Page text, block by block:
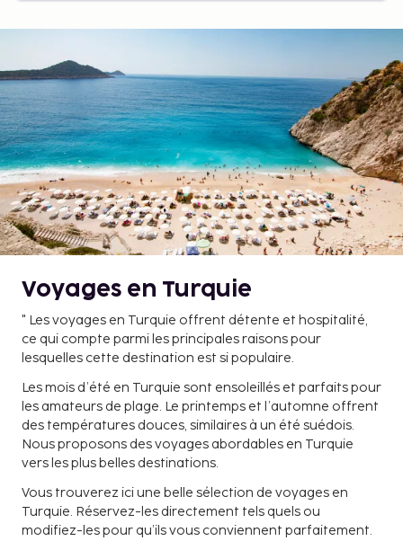
Voyages en Turquie
" Les voyages en Turquie offrent détente et hospitalité,
ce qui compte parmi les principales raisons pour
lesquelles cette destination est si populaire.
Les mois d’été en Turquie sont ensoleillés et parfaits pour
les amateurs de plage. Le printemps et l’automne offrent
des températures douces, similaires à un été suédois.
Nous proposons des voyages abordables en Turquie
vers les plus belles destinations.
Vous trouverez ici une belle sélection de voyages en
Turquie. Réservez-les directement tels quels ou
modifiez-les pour qu’ils vous conviennent parfaitement.